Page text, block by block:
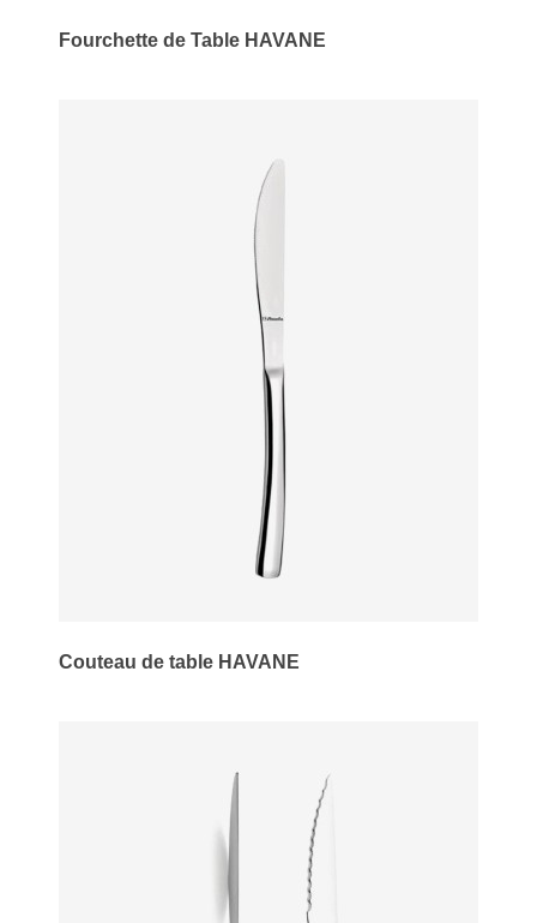
Fourchette de Table HAVANE
Couteau de table HAVANE